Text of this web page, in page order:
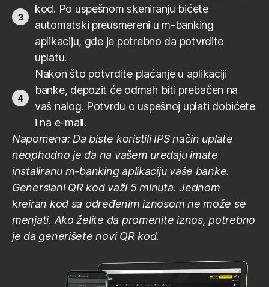
kod. Po uspešnom skeniranju bićete
automatski preusmereni u m-banking
aplikaciju, gde je potrebno da potvrdite
uplatu.
Nakon što potvrdite plaćanje u aplikaciji
banke, depozit će odmah biti prebačen na
vaš nalog. Potvrdu o uspešnoj uplati dobićete
i na e-mail.
Napomena: Da biste koristili IPS način uplate
neophodno je da na vašem uređaju imate
instaliranu m-banking aplikaciju vaše banke.
Genersiani QR kod važi 5 minuta. Jednom
kreiran kod sa određenim iznosom ne može se
menjati. Ako želite da promenite iznos, potrebno
je da generišete novi QR kod.